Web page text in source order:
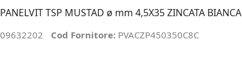
TSP MUSTAD ø mm 4,5X35 ZINCATA BIANCA
09632202 Cod Fornitore: PVACZP450350C8C